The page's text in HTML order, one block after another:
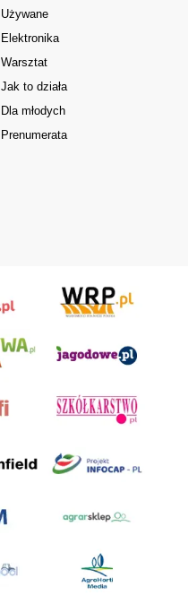
Używane
Elektronika
Warsztat
Jak to działa
Dla młodych
Prenumerata